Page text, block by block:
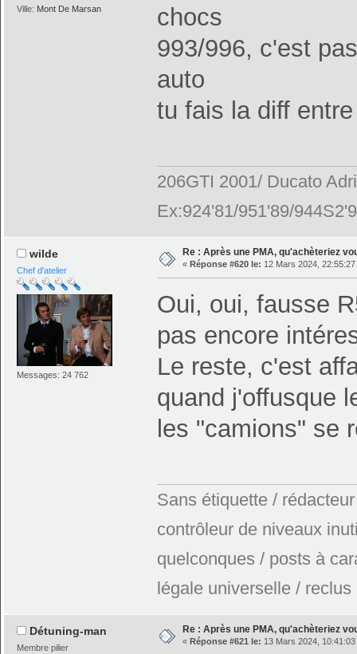
Ville: Mont De Marsan
chocs
993/996, c'est
auto
tu fais la diff
206GTI 2001/ Ducato
Ex:924'81/951'89/
wilde
Chef d'atelier
Messages: 24 762
Re : Après une PMA, qu'achèteriez
« Réponse #620 le: 12 Mars 2024, 22:55:27
Oui, oui, fausse
pas encore
Le reste, c'est
quand j'offusque
les "camions"
Sans étiquette /
contrôleur de niveaux
quelconques / posts à
légale universelle / reclus
Détuning-man
Membre pilier
Re : Après une PMA, qu'achèteriez
« Réponse #621 le: 13 Mars 2024, 10:41:03